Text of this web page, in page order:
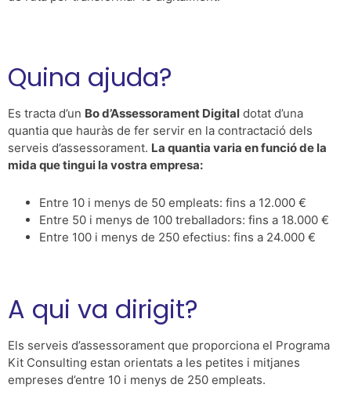
Quina ajuda?
Es tracta d’un Bo d’Assessorament Digital dotat d’una
quantia que hauràs de fer servir en la contractació dels
serveis d’assessorament. La quantia varia en funció de la
mida que tingui la vostra empresa:
Entre 10 i menys de 50 empleats: fins a 12.000 €
Entre 50 i menys de 100 treballadors: fins a 18.000 €
Entre 100 i menys de 250 efectius: fins a 24.000 €
A qui va dirigit?
Els serveis d’assessorament que proporciona el Programa
Kit Consulting estan orientats a les petites i mitjanes
empreses d’entre 10 i menys de 250 empleats.